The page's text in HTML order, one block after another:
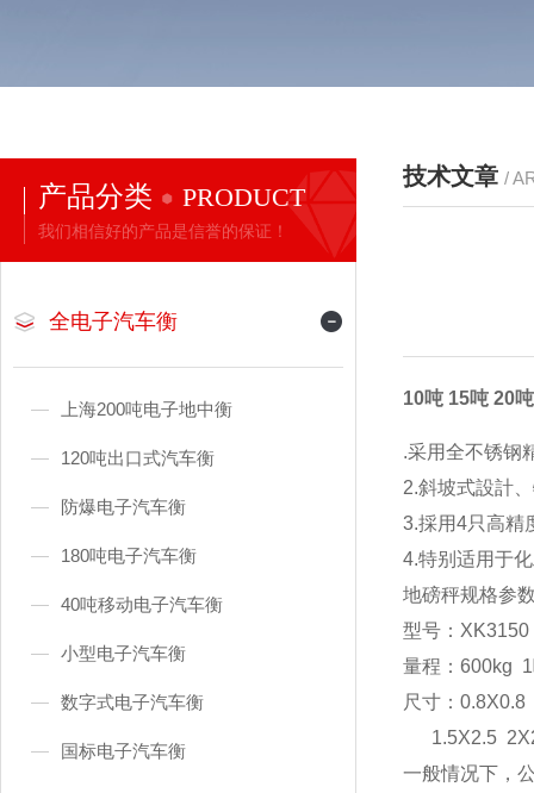
产品分类 PRODUCT
我们相信好的产品是信誉的保证！
全电子汽车衡
上海200吨电子地中衡
120吨出口式汽车衡
防爆电子汽车衡
180吨电子汽车衡
40吨移动电子汽车衡
小型电子汽车衡
数字式电子汽车衡
国标电子汽车衡
技术文章 /
10吨 15吨 20
.采用全不锈钢
2.斜坡式設計
3.採用4只高精
4.特别适用于
地磅秤规格参
型号：XK3150
量程：600kg
尺寸：
1.5X2.5
一般情况下，